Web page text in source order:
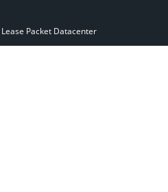
Lease Packet Datacenter